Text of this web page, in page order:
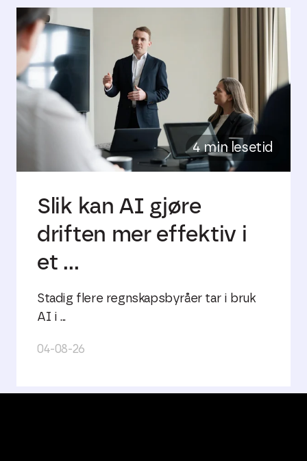
4 min lesetid
Slik kan AI gjøre
driften mer effektiv i
et ...
Stadig flere regnskapsbyråer tar i bruk
AI i ...
04-08-26